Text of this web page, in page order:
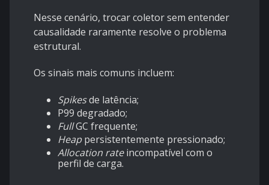
Nesse cenário, trocar coletor sem entender
causalidade raramente resolve o problema
estrutural.
Os sinais mais comuns incluem:
Spikesde latência;
P99 degradado;
FullGC frequente;
Heappersistentemente pressionado;
Allocation rateincompatível com o
perfil de carga.